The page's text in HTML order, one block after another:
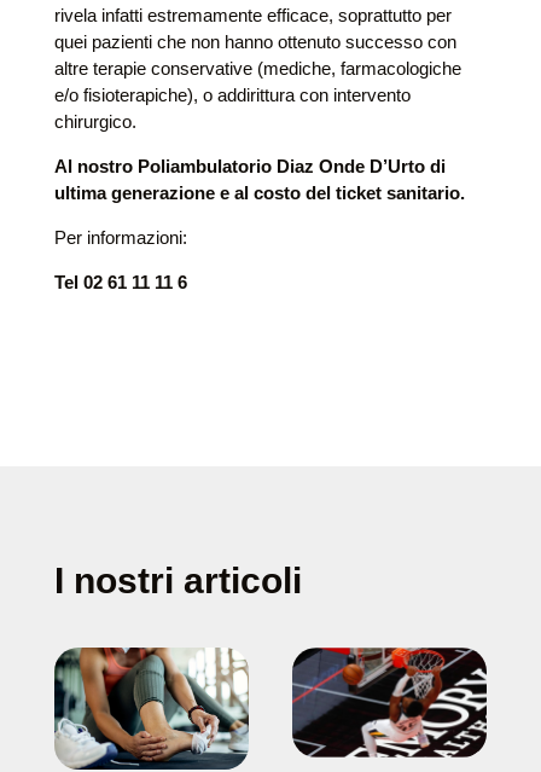
rivela infatti estremamente efficace, soprattutto per
quei pazienti che non hanno ottenuto successo con
altre terapie conservative (mediche, farmacologiche
e/o fisioterapiche), o addirittura con intervento
chirurgico.
Al nostro Poliambulatorio Diaz Onde D’Urto di
ultima generazione e al costo del ticket sanitario.
Per informazioni:
Tel 02 61 11 11 6
I nostri articoli